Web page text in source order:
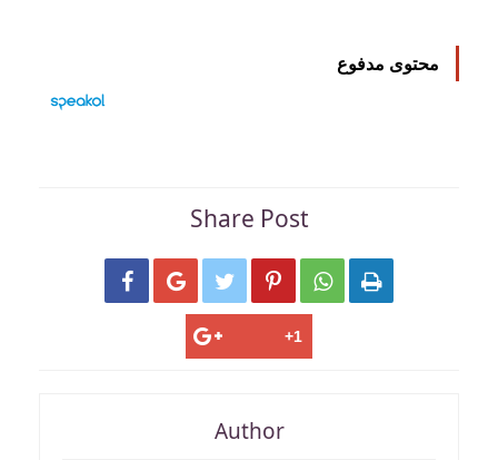
محتوى مدفوع
Share Post
     
Author